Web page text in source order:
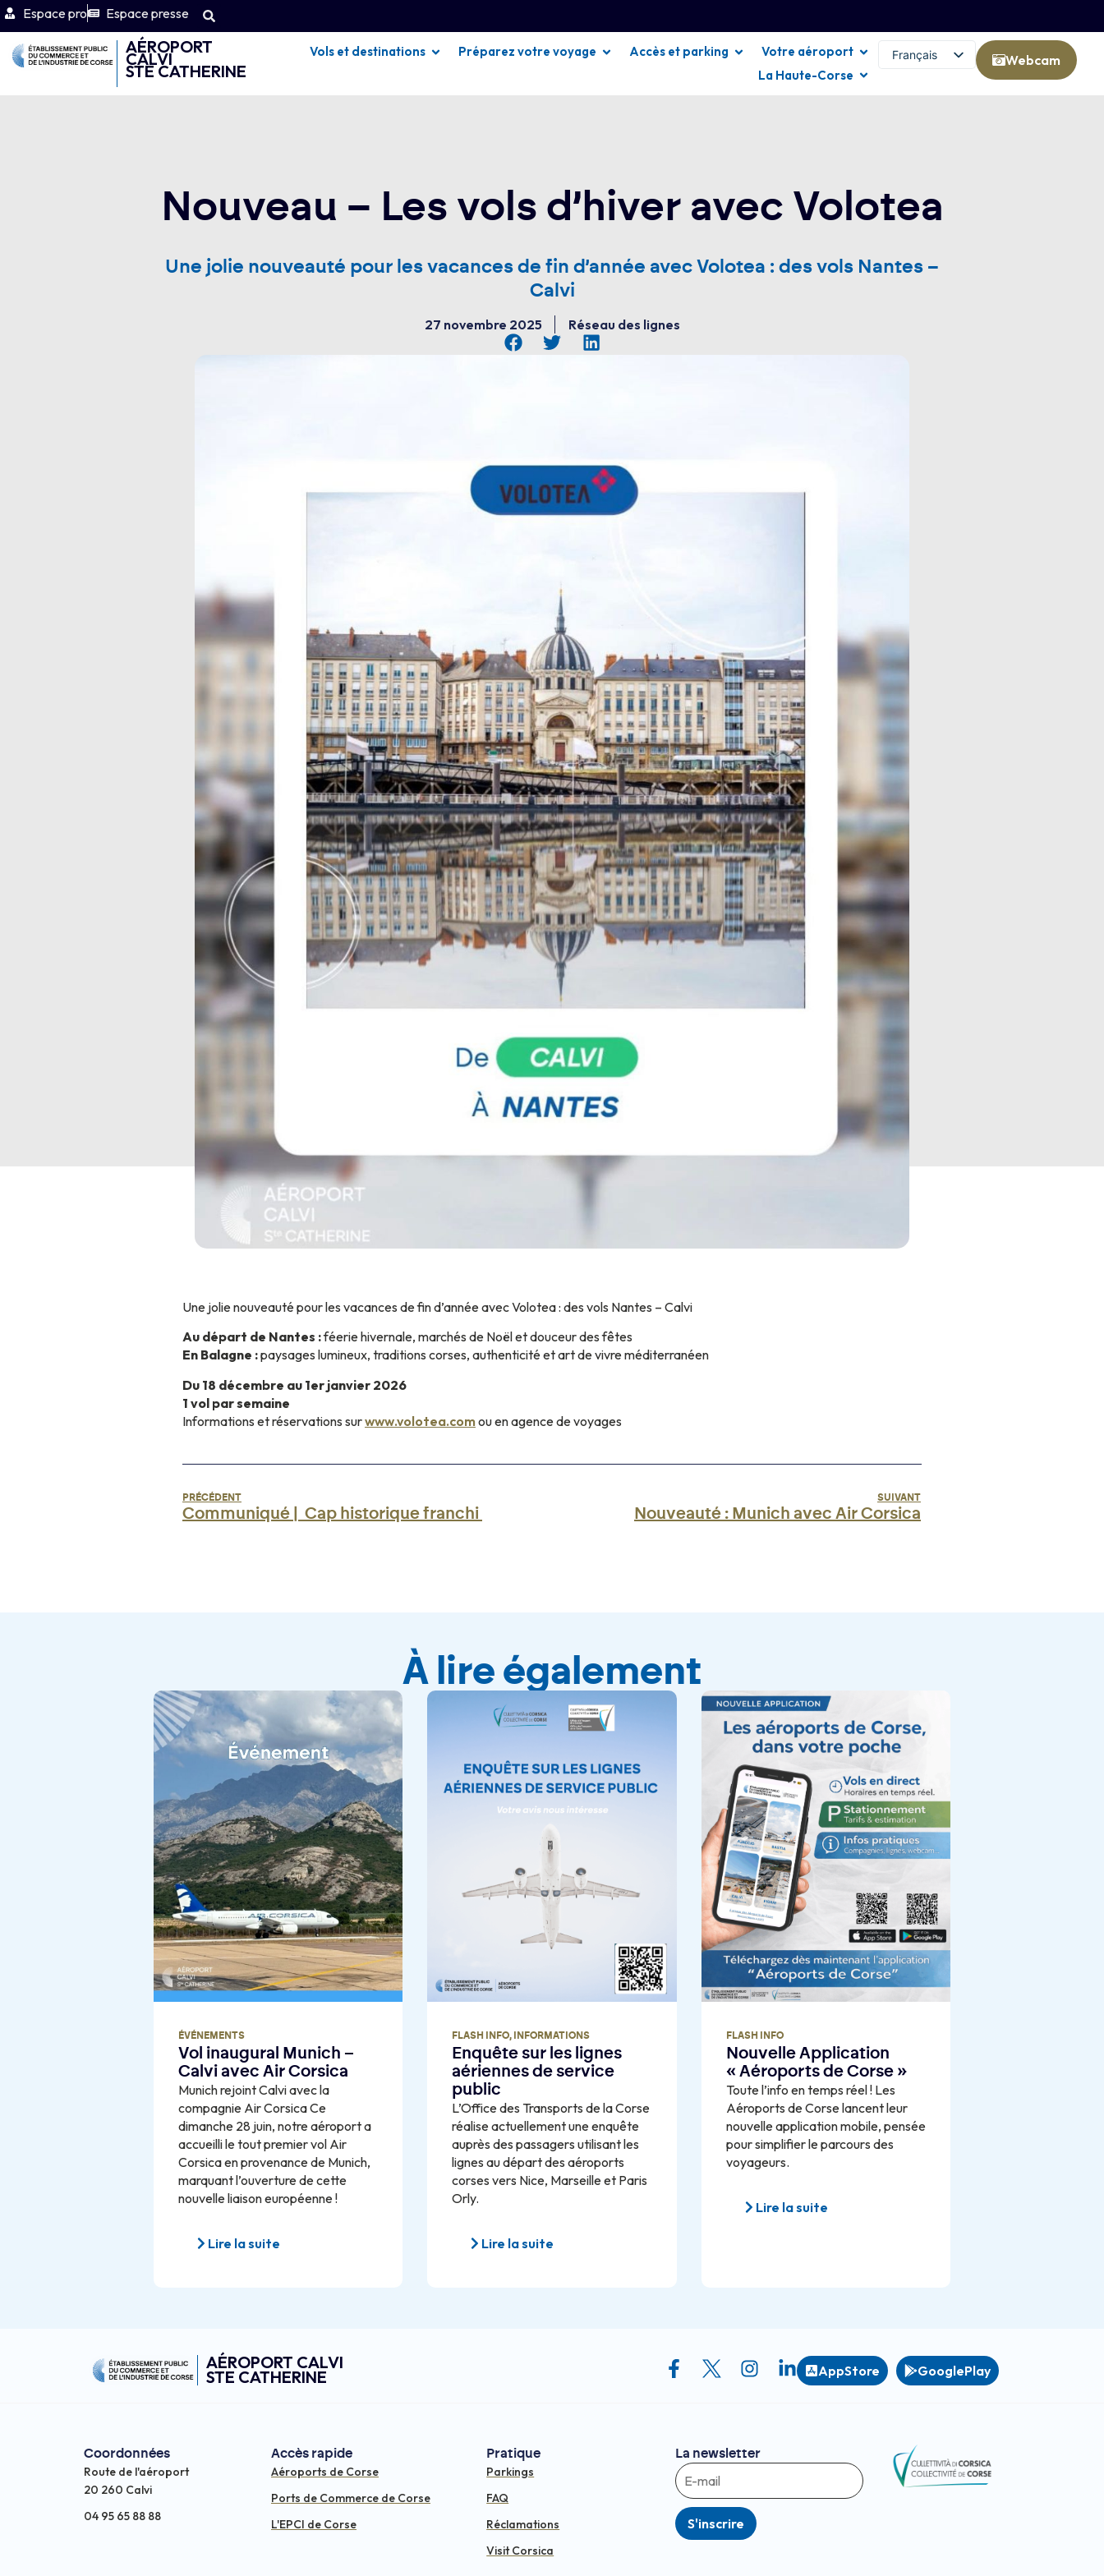
Espace pro Espace presse
AÉROPORT
CALVI
STE CATHERINE
Vols et destinations Préparez votre voyage Accès et parking
Votre aéroport
La Haute-Corse
Français
Webcam
Nouveau – Les vols d’hiver avec Volotea
Une jolie nouveauté pour les vacances de fin d’année avec Volotea : des vols Nantes –
Calvi
27 novembre 2025 Réseau des lignes
Une jolie nouveauté pour les vacances de fin d’année avec Volotea : des vols Nantes – Calvi
Au départ de Nantes :féerie hivernale, marchés de Noël et douceur des fêtes
En Balagne :paysages lumineux, traditions corses, authenticité et art de vivre méditerranéen
Du 18 décembre au 1er janvier 2026
1 vol par semaine
Informations et réservations surwww.volotea.comou en agence de voyages
PRÉCÉDENT
Communiqué | Cap historique franchi
SUIVANT
Nouveauté : Munich avec Air Corsica
À lire également
ÉVÉNEMENTS
Vol inaugural Munich –
Calvi avec Air Corsica
Munich rejoint Calvi avec la
compagnie Air Corsica Ce
dimanche 28 juin, notre aéroport a
accueilli le tout premier vol Air
Corsica en provenance de Munich,
marquant l’ouverture de cette
nouvelle liaison européenne !
Lire la suite
FLASH INFO, INFORMATIONS
Enquête sur les lignes
aériennes de service
public
L’Office des Transports de la Corse
réalise actuellement une enquête
auprès des passagers utilisant les
lignes au départ des aéroports
corses vers Nice, Marseille et Paris
Orly.
Lire la suite
FLASH INFO
Nouvelle Application
« Aéroports de Corse »
Toute l’info en temps réel ! Les
Aéroports de Corse lancent leur
nouvelle application mobile, pensée
pour simplifier le parcours des
voyageurs.
Lire la suite
AÉROPORT CALVI
STE CATHERINE AppStore GooglePlay
Coordonnées
Route de l'aéroport
20 260 Calvi
04 95 65 88 88
Accès rapide
Aéroports de Corse
Ports de Commerce de Corse
L'EPCI de Corse
Pratique
Parkings
FAQ
Réclamations
Visit Corsica
La newsletter
S'inscrire